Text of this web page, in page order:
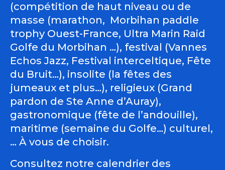
(compétition de haut niveau ou de
masse (marathon, Morbihan paddle
trophy Ouest-France, Ultra Marin Raid
Golfe du Morbihan …), festival (Vannes
Echos Jazz, Festival interceltique, Fête
du Bruit…), insolite (la fêtes des
jumeaux et plus…), religieux (Grand
pardon de Ste Anne d’Auray),
gastronomique (fête de l’andouille),
maritime (semaine du Golfe…) culturel,
… À vous de choisir.
Consultez notre calendrier des